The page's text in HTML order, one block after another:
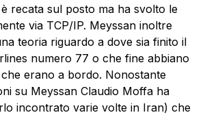
recata sul posto ma ha svolto le
via TCP/IP. Meyssan inoltre
teoria riguardo a dove sia finito il
numero 77 o che fine abbiano
erano a bordo. Nonostante
su Meyssan Claudio Moffa ha
incontrato varie volte in Iran) che